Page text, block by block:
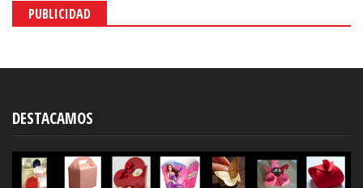
PUBLICIDAD
DESTACAMOS